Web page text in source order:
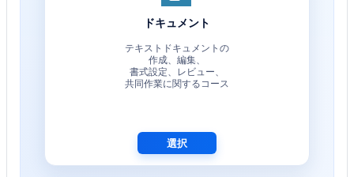
ドキュメント
テキストドキュメントの
作成、編集、
書式設定、レビュー、
共同作業に関するコース
選択